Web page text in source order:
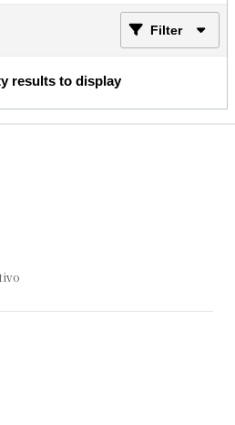
Filter
results to display